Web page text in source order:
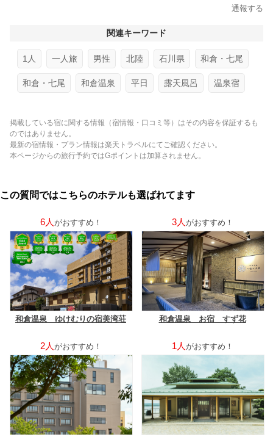
通報する
関連キーワード
1人 一人旅 男性 北陸 石川県 和倉・七尾
和倉・七尾 和倉温泉 平日 露天風呂 温泉宿
掲載している宿に関する情報（宿情報・口コミ等）はその内容を保証するも
のではありません。
最新の宿情報・プラン情報は楽天トラベルにてご確認ください。
本ページからの旅行予約ではGポイントは加算されません。
この質問ではこちらのホテルも選ばれてます
6人 がおすすめ！
和倉温泉 ゆけむりの宿美湾荘
3人 がおすすめ！
和倉温泉 お宿 すず花
2人 がおすすめ！ 1人 がおすすめ！